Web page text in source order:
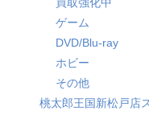
ゲーム
DVD/Blu-ray
ホビー
その他
桃太郎王国新松戸店